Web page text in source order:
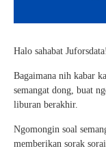
Halo sahabat
Bagaimana nih kabar
semangat dong, buat
liburan berakhir.
Ngomongin soal
memberikan sorak